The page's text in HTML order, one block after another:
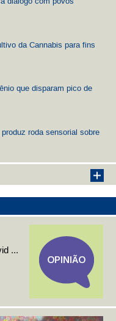
da Cannabis para fins
que disparam pico de
roda sensorial sobre
...